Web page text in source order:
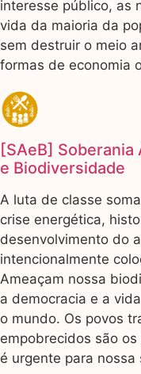
interesse público, as
vida da maioria da
sem destruir o meio
formas de economia
[SAeB]
e Biodiversidade
A luta de classe
crise energética,
desenvolvimento do
intencionalmente
Ameaçam nossa
a democracia e a
o mundo. Os povos
empobrecidos são
é urgente para nossa